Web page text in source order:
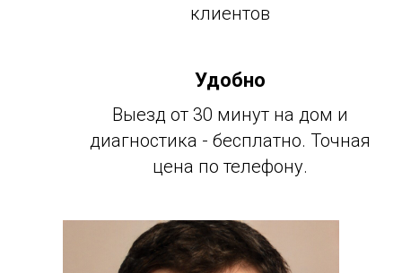
клиентов
Удобно
Выезд от 30 минут на дом и
диагностика - бесплатно. Точная
цена по телефону.